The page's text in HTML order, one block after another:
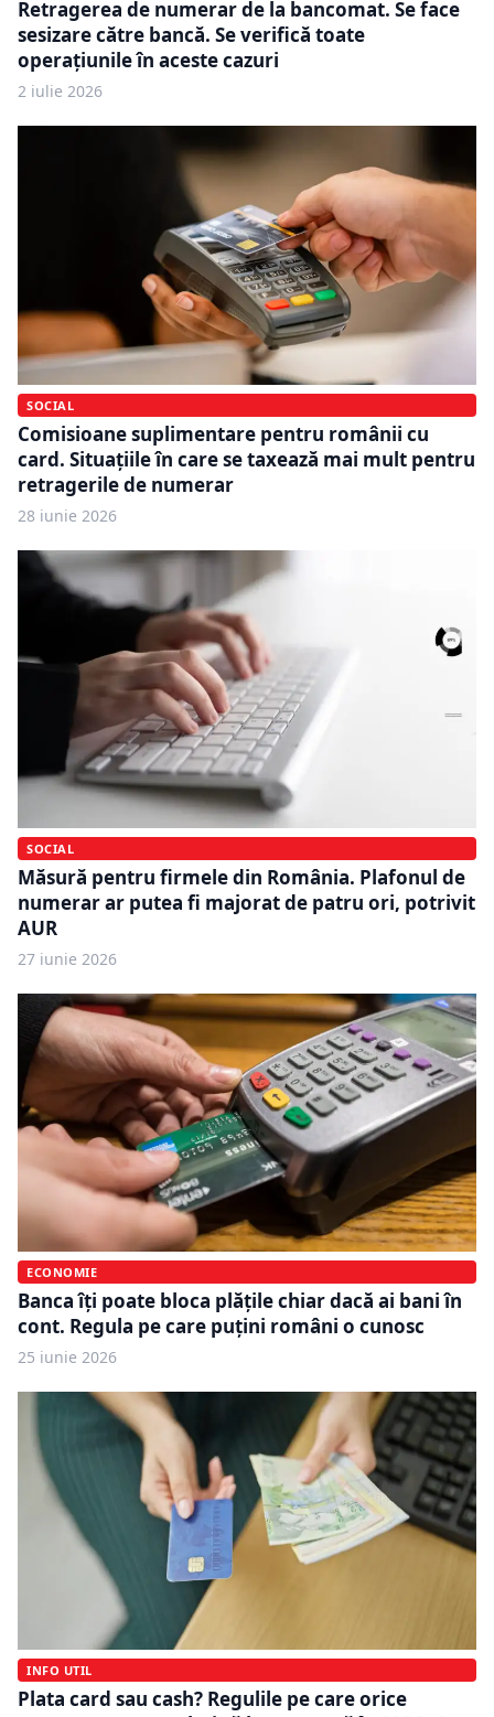
Retragerea de numerar de la bancomat. Se face
sesizare către bancă. Se verifică toate
operațiunile în aceste cazuri
2 iulie 2026
SOCIAL
Comisioane suplimentare pentru românii cu
card. Situațiile în care se taxează mai mult pentru
retragerile de numerar
28 iunie 2026
SOCIAL
Măsură pentru firmele din România. Plafonul de
numerar ar putea fi majorat de patru ori, potrivit
AUR
27 iunie 2026
ECONOMIE
Banca îți poate bloca plățile chiar dacă ai bani în
cont. Regula pe care puțini români o cunosc
25 iunie 2026
INFO UTIL
Plata card sau cash? Regulile pe care orice